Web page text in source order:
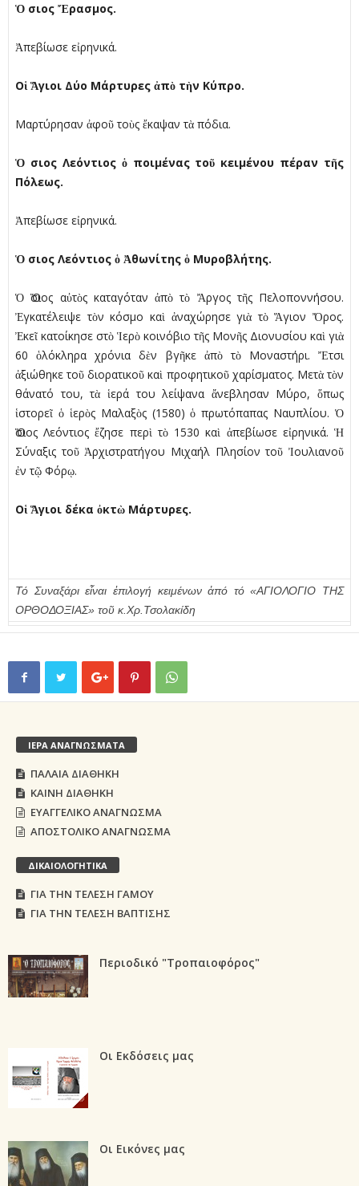
Ὁ σιος Ἔρασµος.
Ἀπεβίωσε εἰρηνικά.
Οἱ Ἅγιοι Δύο Μάρτυρες ἀπὸ τὴν Κύπρο.
Μαρτύρησαν ἀφοῦ τοὺς ἔκαψαν τὰ πόδια.
Ὁ σιος Λεόντιος ὁποιµένας τοῦ κειµένου πέραν τῆς
Πόλεως.
Ἀπεβίωσε εἰρηνικά.
Ὁ σιος Λεόντιος ὁ Ἀθωνίτης ὁ Μυροβλήτης.
Ὁ Ὅσιος αὐτὸς καταγόταν ἀπὸ τὸ Ἄργος τῆς Πελοποννήσου.
Ἐγκατέλειψε τὸν κόσµο καὶ ἀναχώρησε γιὰ τὸ Ἅγιον Ὄρος.
Ἐκεῖ κατοίκησε στὸ Ἱερὸ κοινόβιο τῆς Μονῆς Διονυσίου καὶ γιὰ
60 ὁλόκληρα χρόνια δὲν βγῆκε ἀπὸ τὸ Μοναστήρι. Ἔτσι
ἀξιώθηκε τοῦ διορατικοῦ καὶ προφητικοῦ χαρίσµατος. Μετὰ τὸν
θάνατό του, τὰ ἱερά του λείψανα ἄνεβλησαν Μύρο, ὅπως
ἱστορεῖ ὁ ἱερὸς Μαλαξὸς (1580) ὁ πρωτόπαπας Ναυπλίου. Ὁ
Ὅσιος Λεόντιος ἔζησε περὶ τὸ 1530 καὶ ἀπεβίωσε εἰρηνικά. Ἡ
Σύναξις τοῦ Ἀρχιστρατήγου Μιχαήλ Πλησίον τοῦ Ἰουλιανοῦ
ἐν τῷ Φόρῳ.
Οἱ Ἅγιοι δέκα ὀκτὼ Μάρτυρες.
Τό Συναξάρι εἶναι ἐπιλογή κειμένων ἀπό τό «ΑΓΙΟΛΟΓΙΟ ΤΗΣ
ΟΡΘΟΔΟΞΙΑΣ» τοῦ κ.Χρ.Τσολακίδη
ΙΕΡΑ ΑΝΑΓΝΩΣΜΑΤΑ
ΠΑΛΑΙΑ ΔΙΑΘΗΚΗ
ΚΑΙΝΗ ΔΙΑΘΗΚΗ
ΕΥΑΓΓΕΛΙΚΟ ΑΝΑΓΝΩΣΜΑ
ΑΠΟΣΤΟΛΙΚΟ ΑΝΑΓΝΩΣΜΑ
ΔΙΚΑΙΟΛΟΓΗΤΙΚΑ
ΓΙΑ ΤΗΝ ΤΕΛΕΣΗ ΓΑΜΟΥ
ΓΙΑ ΤΗΝ ΤΕΛΕΣΗ ΒΑΠΤΙΣΗΣ
Περιοδικό "Τροπαιοφόρος"
Οι Εκδόσεις μας
Οι Εικόνες μας